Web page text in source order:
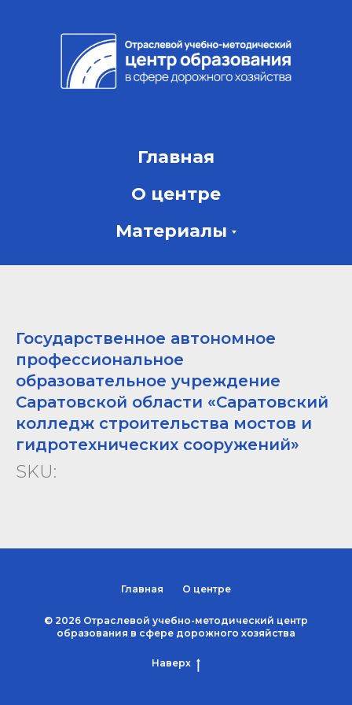
Главная
О центре
Материалы
Государственное автономное
профессиональное
образовательное учреждение
Саратовской области «Саратовский
колледж строительства мостов и
гидротехнических сооружений»
SKU:
Главная О центре
© 2026 Отраслевой учебно-методический центр
образования в сфере дорожного хозяйства
Наверх